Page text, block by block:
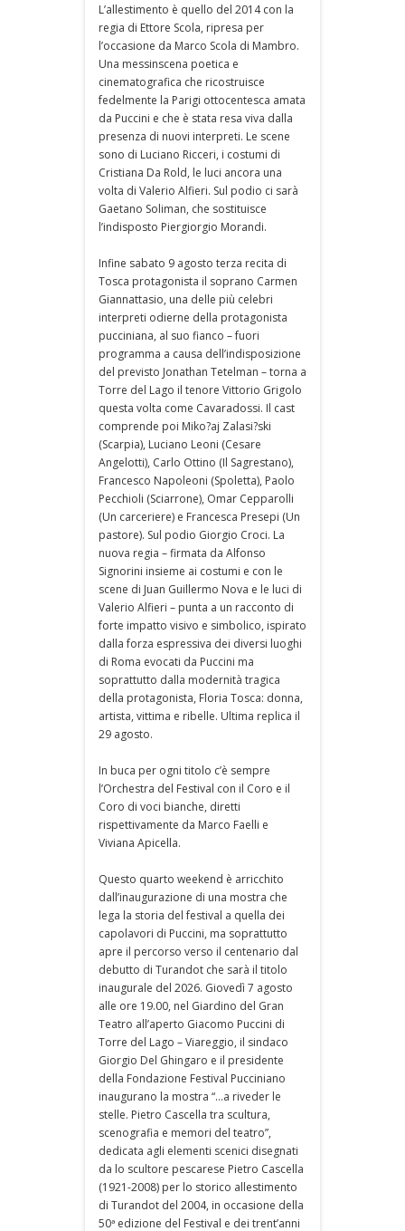
L’allestimento è quello del 2014 con la
regia di Ettore Scola, ripresa per
l’occasione da Marco Scola di Mambro.
Una messinscena poetica e
cinematografica che ricostruisce
fedelmente la Parigi ottocentesca amata
da Puccini e che è stata resa viva dalla
presenza di nuovi interpreti. Le scene
sono di Luciano Ricceri, i costumi di
Cristiana Da Rold, le luci ancora una
volta di Valerio Alfieri. Sul podio ci sarà
Gaetano Soliman, che sostituisce
l’indisposto Piergiorgio Morandi.
Infine sabato 9 agosto terza recita di
Tosca protagonista il soprano Carmen
Giannattasio, una delle più celebri
interpreti odierne della protagonista
pucciniana, al suo fianco – fuori
programma a causa dell’indisposizione
del previsto Jonathan Tetelman – torna a
Torre del Lago il tenore Vittorio Grigolo
questa volta come Cavaradossi. Il cast
comprende poi Miko?aj Zalasi?ski
(Scarpia), Luciano Leoni (Cesare
Angelotti), Carlo Ottino (Il Sagrestano),
Francesco Napoleoni (Spoletta), Paolo
Pecchioli (Sciarrone), Omar Cepparolli
(Un carceriere) e Francesca Presepi (Un
pastore). Sul podio Giorgio Croci. La
nuova regia – firmata da Alfonso
Signorini insieme ai costumi e con le
scene di Juan Guillermo Nova e le luci di
Valerio Alfieri – punta a un racconto di
forte impatto visivo e simbolico, ispirato
dalla forza espressiva dei diversi luoghi
di Roma evocati da Puccini ma
soprattutto dalla modernità tragica
della protagonista, Floria Tosca: donna,
artista, vittima e ribelle. Ultima replica il
29 agosto.
In buca per ogni titolo c’è sempre
l’Orchestra del Festival con il Coro e il
Coro di voci bianche, diretti
rispettivamente da Marco Faelli e
Viviana Apicella.
Questo quarto weekend è arricchito
dall’inaugurazione di una mostra che
lega la storia del festival a quella dei
capolavori di Puccini, ma soprattutto
apre il percorso verso il centenario dal
debutto di Turandot che sarà il titolo
inaugurale del 2026. Giovedì 7 agosto
alle ore 19.00, nel Giardino del Gran
Teatro all’aperto Giacomo Puccini di
Torre del Lago – Viareggio, il sindaco
Giorgio Del Ghingaro e il presidente
della Fondazione Festival Pucciniano
inaugurano la mostra “…a riveder le
stelle. Pietro Cascella tra scultura,
scenografia e memori del teatro”,
dedicata agli elementi scenici disegnati
da lo scultore pescarese Pietro Cascella
(1921-2008) per lo storico allestimento
di Turandot del 2004, in occasione della
50ª edizione del Festival e dei trent’anni